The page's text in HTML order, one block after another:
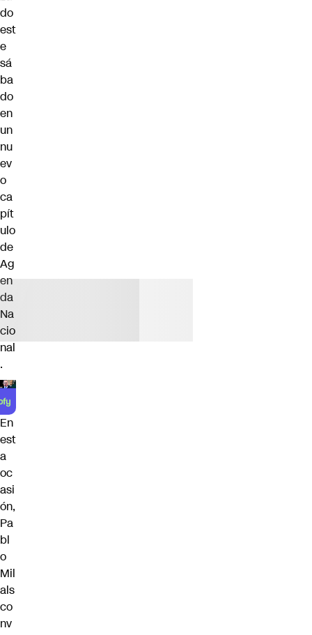
do
est
e
sá
ba
do
en
un
nu
ev
o
ca
pít
ulo
de
Ag
en
da
Na
cio
nal
.
En
est
a
oc
asi
ón,
Pa
bl
o
Mil
als
co
nv